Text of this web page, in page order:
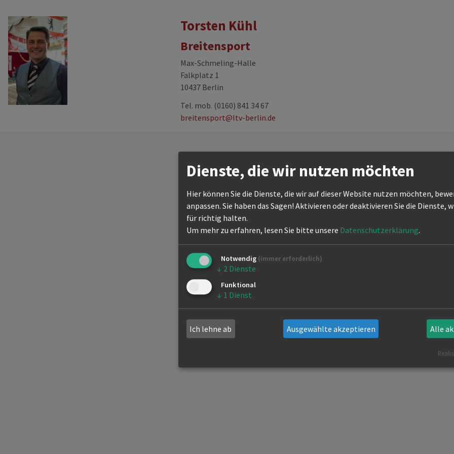
Torsten Kühl
Breitensport
Max-Schmeling-Halle
Falkplatz 1
10437 Berlin
Tel. mob. (0160) 841 34 67
breitensport@ltv-berlin.de
Dienste, die wir nutzen möchten
Hier können Sie die Dienste, die wir auf dieser Website nutzen möchten,
anpassen. Sie haben das Sagen! Aktivieren oder deaktivieren Sie die Dienste,
für richtig halten.
Um mehr zu erfahren, lesen Sie bitte unsere Datenschutzerklärung.
Notwendig (immer erforderlich)
↓ 2 Dienste
Funktional
↓ 1 Dienst
Ich lehne ab Ausgewählte akzeptieren Alle